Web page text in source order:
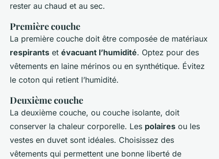
rester au chaud et au sec.
Première couche
La première couche doit être composée de matériaux
respirants et évacuant l’humidité. Optez pour des
vêtements en laine mérinos ou en synthétique. Évitez
le coton qui retient l’humidité.
Deuxième couche
La deuxième couche, ou couche isolante, doit
conserver la chaleur corporelle. Les polaires ou les
vestes en duvet sont idéales. Choisissez des
vêtements qui permettent une bonne liberté de